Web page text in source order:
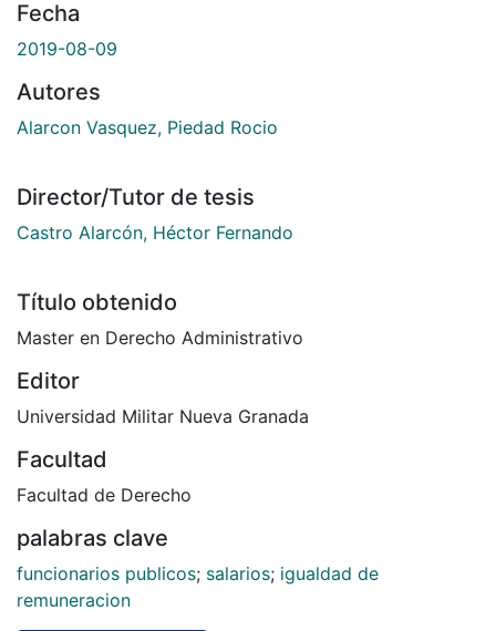
Fecha
2019-08-09
Autores
Alarcon Vasquez, Piedad Rocio
Director/Tutor de tesis
Castro Alarcón, Héctor Fernando
Título obtenido
Master en Derecho Administrativo
Editor
Universidad Militar Nueva Granada
Facultad
Facultad de Derecho
palabras clave
funcionarios publicos; salarios; igualdad de
remuneracion